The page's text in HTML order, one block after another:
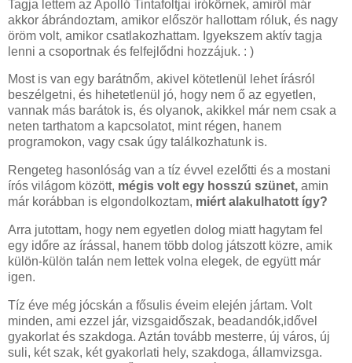
Tagja lettem az Apolló Tintafoltjai írókörnek, amiről már
akkor ábrándoztam, amikor először hallottam róluk, és nagy
öröm volt, amikor csatlakozhattam. Igyekszem aktív tagja
lenni a csoportnak és felfejlődni hozzájuk. : )
Most is van egy barátnőm, akivel kötetlenül lehet írásról
beszélgetni, és hihetetlenül jó, hogy nem ő az egyetlen,
vannak más barátok is, és olyanok, akikkel már nem csak a
neten tarthatom a kapcsolatot, mint régen, hanem
programokon, vagy csak úgy találkozhatunk is.
Rengeteg hasonlóság van a tíz évvel ezelőtti és a mostani
írós világom között, mégis volt egy hosszú szünet, amin
már korábban is elgondolkoztam, miért alakulhatott így?
Arra jutottam, hogy nem egyetlen dolog miatt hagytam fel
egy időre az írással, hanem több dolog játszott közre, amik
külön-külön talán nem lettek volna elegek, de együtt már
igen.
Tíz éve még jócskán a fősulis éveim elején jártam. Volt
minden, ami ezzel jár, vizsgaidőszak, beadandók,idővel
gyakorlat és szakdoga. Aztán tovább mesterre, új város, új
suli, két szak, két gyakorlati hely, szakdoga, államvizsga.